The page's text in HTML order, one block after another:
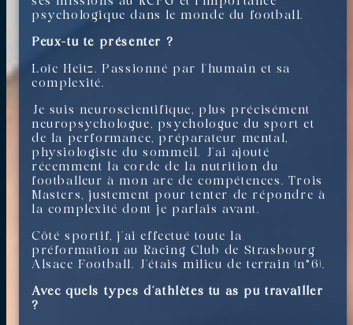
psychologique dans le monde du football.
Peux-tu te présenter ?
Loïc Heitz. Passionné par l’humain et sa
complexité.
Je suis neuroscientifique, plus précisément
neuropsychologue, psychologue du sport et
de la performance, préparateur mental,
physiologiste du sommeil. J’ai ajouté
récemment la corde de la nutrition du
footballeur à mon arc de compétences. Trois
Masters, justement pour tenter de répondre à
la complexité dont je parlais avant.
Côté sportif, j’ai effectué toute la
préformation au Racing Club de Strasbourg
Alsace Football. J’étais milieu de terrain (n°6).
Avec quels types d’athlètes tu as pu travailler
?